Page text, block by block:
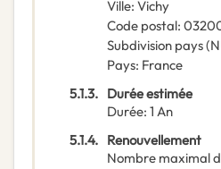
Ville: Vichy
Code postal:
Subdivision pays
Pays: France
5.1.3. Durée estimée
Durée: 1 An
5.1.4. Renouvellement
Nombre maximal